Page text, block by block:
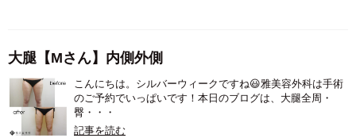
大腿【Mさん】内側外側
こんにちは。シルバーウィークですね😃雅美容外科は手術
のご予約でいっぱいです！本日のブログは、大腿全周・
臀・・・
記事を読む